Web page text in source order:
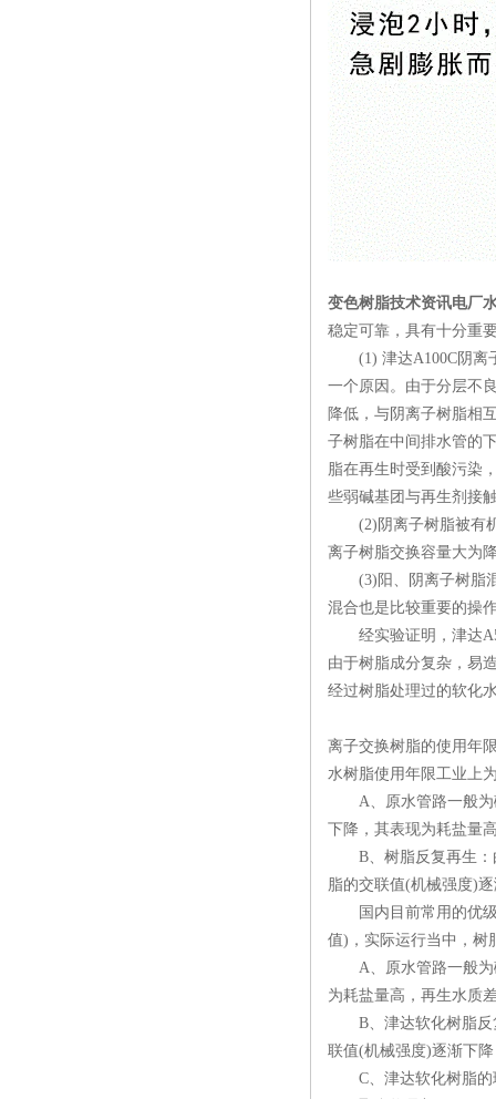
变色树脂技术资讯电厂
稳定可靠，具有十分重
(1) 津达A100C阴离子
一个原因。由于分层不
降低，与阴离子树脂相
子树脂在中间排水管的
脂在再生时受到酸污染
些弱碱基团与再生剂接
(2)阴离子树脂被有机
离子树脂交换容量大为
(3)阳、阴离子树脂混
混合也是比较重要的操
经实验证明，津达
由于树脂成分复杂，易
经过树脂处理过的软化
离子交换树脂的使用年
水树脂使用年限工业上
A、原水管路一般为碳
下降，其表现为耗盐量
B、树脂反复再生：由
脂的交联值(机械强度)
国内目前常用的优级
值)，实际运行当中，树
A、原水管路一般为碳
为耗盐量高，再生水质
B、津达软化树脂反复
联值(机械强度)逐渐下
C、津达软化树脂的